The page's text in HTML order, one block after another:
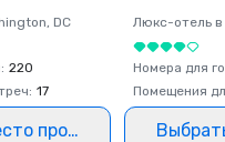
, DC
: 220
: 17
проведения
Люкс-отель в
Номера для
Помещения